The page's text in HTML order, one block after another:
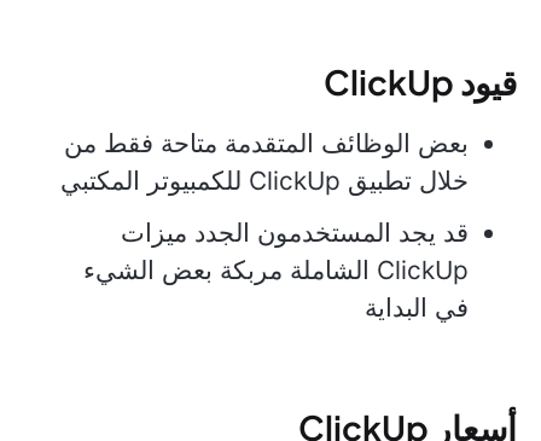
قيود ClickUp
بعض الوظائف المتقدمة متاحة فقط من
خلال تطبيق ClickUp للكمبيوتر المكتبي
قد يجد المستخدمون الجدد ميزات
ClickUp الشاملة مربكة بعض الشيء
في البداية
أسعار ClickUp